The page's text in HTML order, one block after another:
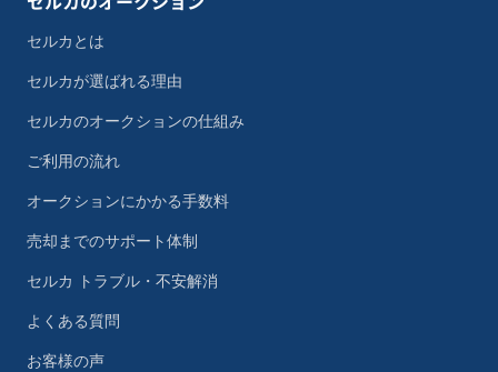
セルカとは
セルカが選ばれる理由
セルカのオークションの仕組み
ご利用の流れ
オークションにかかる手数料
売却までのサポート体制
セルカ トラブル・不安解消
よくある質問
お客様の声